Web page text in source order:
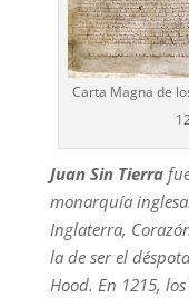
Carta Magna de
Juan Sin Tierra
monarquía
Inglaterra,
la de ser el
Hood. En 1215,